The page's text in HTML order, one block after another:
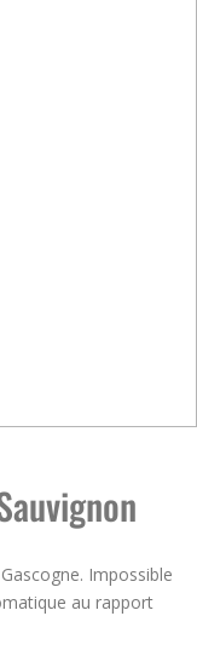
Impossible
au rapport